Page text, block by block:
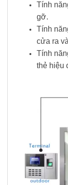
Tính
gỡ.
Tính
cửa ra
Tính
thẻ hiệu